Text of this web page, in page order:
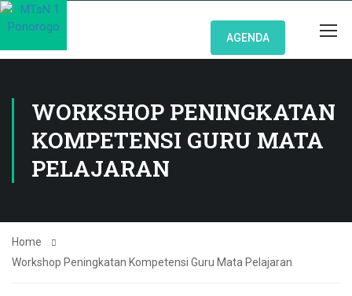
AGENDA
WORKSHOP PENINGKATAN
KOMPETENSI GURU MATA
PELAJARAN
Home
Workshop Peningkatan Kompetensi Guru Mata Pelajaran